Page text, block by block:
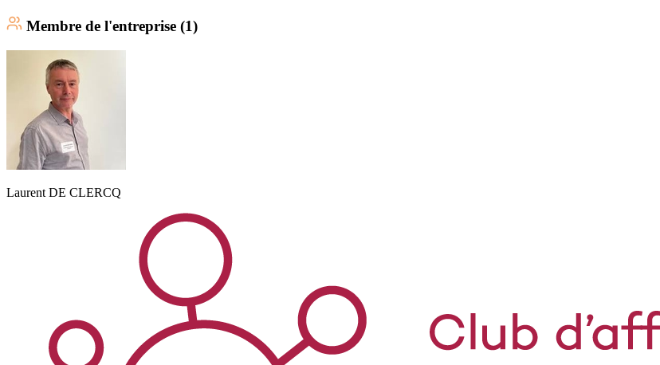
Membre de l'entreprise (1)
Laurent DE CLERCQ